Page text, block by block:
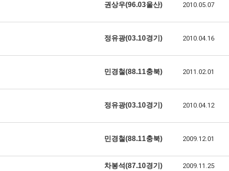
권상우(96.03울산) 2010.05.07
정유광(03.10경기) 2010.04.16
민경철(88.11충북) 2011.02.01
정유광(03.10경기) 2010.04.12
민경철(88.11충북) 2009.12.01
차봉석(87.10경기) 2009.11.25